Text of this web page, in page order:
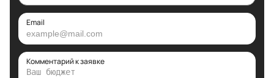
Email
Комментарий к заявке